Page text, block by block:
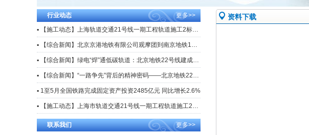
更多>>
行业动态
▪ 【施工动态】上海轨道交通21号线一期工程轨道施工2标实现长轨通
▪ 【综合新闻】北京京港地铁有限公司观摩团到南京地铁1号线大修项目观摩交流
▪ 【综合新闻】绿电“焊”通低碳轨道：北京地铁22号线建成全市首条电驱智能焊轨生产线
▪ 【综合新闻】“一路争先”背后的精神密码——北京地铁22号线施工建设侧记
▪ 1至5月全国铁路完成固定资产投资2485亿元 同比增长2.6%
▪ 【施工动态】上海市轨道交通21号线一期工程轨道施工2标段焊轨施工正式启动
更多>>
联系我们
资料下载